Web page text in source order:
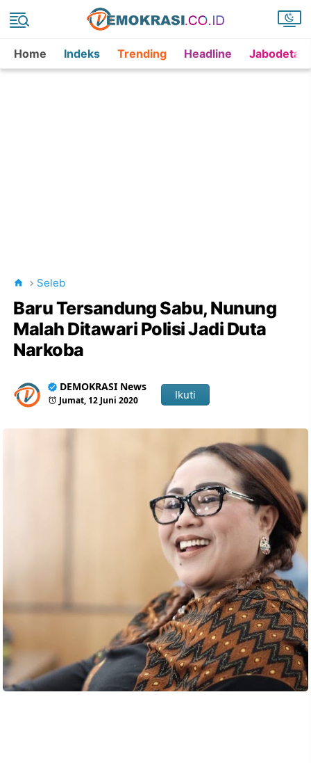
Home Indeks Trending Headline
Seleb
Baru Tersandung Sabu, Nunung
Malah Ditawari Polisi Jadi Duta
Narkoba
DEMOKRASI News
Jumat, 12 Juni 2020 Ikuti